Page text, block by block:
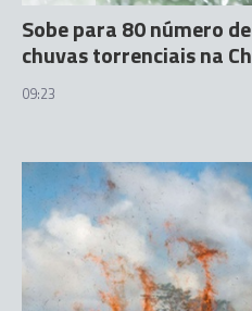
Sobe para 80 número
chuvas torrenciais na
09:23